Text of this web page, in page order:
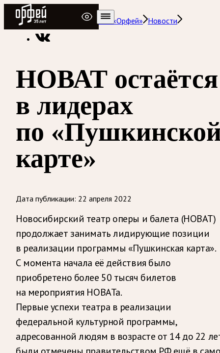
Радио Орфей
Радио классической музыки «Орфей» Новости
НОВАТ остаётся
в лидерах
по
карте»
Дата публикации: 22 апреля 2022
Новосибирский театр оперы и балета (НОВАТ)
продолжает занимать лидирующие позиции
в реализации программы «Пушкинская карта».
С момента начала её действия было
приобретено более 50 тысяч билетов
на мероприятия НОВАТа.
Первые успехи театра в реализации
федеральной культурной программы,
адресованной людям в возрасте от 14 до 22